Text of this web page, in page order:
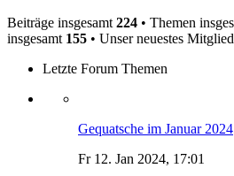
Beiträge insgesamt 224 • Themen
insgesamt 155 • Unser neuestes
Letzte Forum Themen
Gequatsche im Januar 2024
Fr 12. Jan 2024, 17:01